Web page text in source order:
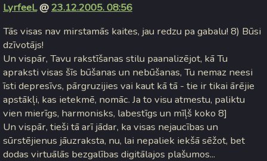
LyrfeeL@23.12.2005. 08:56
Tās visas nav mirstamās kaites, jau redzu pa gabalu! 8) Būsi
dzīvotājs!
Un vispār, Tavu rakstīšanas stilu paanalizējot, kā Tu
apraksti visas šīs būšanas un nebūšanas, Tu nemaz neesi
īsti depresīvs, pārgruzijies vai kaut kā tā - tie ir tikai ārējie
apstākļi, kas ietekmē, nomāc. Ja to visu atmestu, paliktu
vien mierīgs, harmonisks, labestīgs un mīļš koko 8]
Un vispār, tieši tā arī jādar, ka visas nejaucības un
sūrstējienus jāuzraksta, nu, lai nepaliek iekšā sēžot, bet
dodas virtuālās bezgalības digitālajos plašumos...